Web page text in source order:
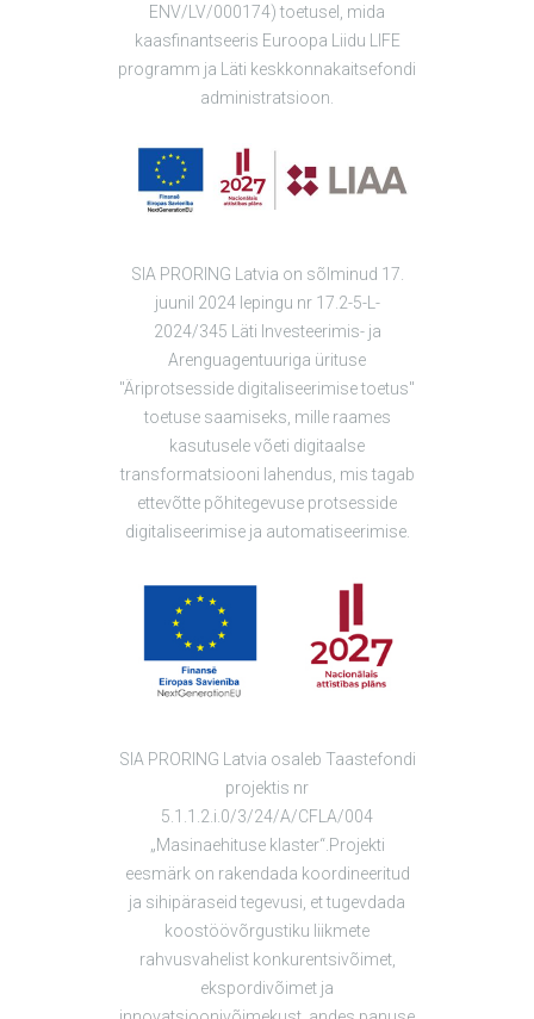
ENV/LV/000174) toetusel, mida
kaasfinantseeris Euroopa Liidu LIFE
programm ja Läti keskkonnakaitsefondi
administratsioon.
SIA PRORING Latvia on sõlminud 17.
juunil 2024 lepingu nr 17.2-5-L-
2024/345 Läti Investeerimis- ja
Arenguagentuuriga ürituse
"Äriprotsesside digitaliseerimise toetus"
toetuse saamiseks, mille raames
kasutusele võeti digitaalse
transformatsiooni lahendus, mis tagab
ettevõtte põhitegevuse protsesside
digitaliseerimise ja automatiseerimise.
SIA PRORING Latvia osaleb Taastefondi
projektis nr
5.1.1.2.i.0/3/24/A/CFLA/004
„Masinaehituse klaster“.Projekti
eesmärk on rakendada koordineeritud
ja sihipäraseid tegevusi, et tugevdada
koostöövõrgustiku liikmete
rahvusvahelist konkurentsivõimet,
ekspordivõimet ja